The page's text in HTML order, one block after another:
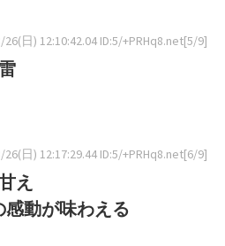
日) 12:10:42.04 ID:5/+PRHq8.net[5/9]
日) 12:17:29.44 ID:5/+PRHq8.net[6/9]
え
動が味わえる